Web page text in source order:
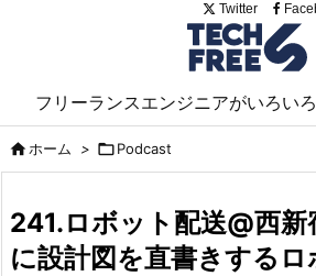
フリーランスエンジニアがいろい
Twitter
ホーム > Podcast
241.ロボット配送@西新
に設計図を直書きするロ